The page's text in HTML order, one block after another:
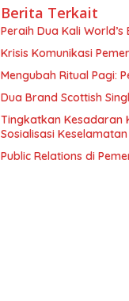
Berita Terkait
Peraih Dua Kali
Krisis Komunikasi
Mengubah Ritual Pagi:
Dua Brand Scottish
Tingkatkan Kesadaran
Sosialisasi
Public Relations di